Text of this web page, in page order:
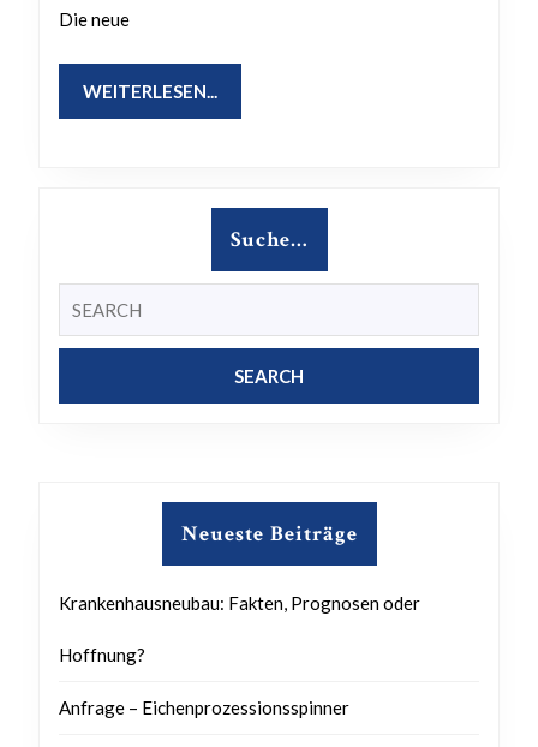
Christlichen
e.V.
Die neue
WEITERLESEN...
Suche…
for:
Neueste Beiträge
Krankenhausneubau: Fakten, Prognosen oder
Hoffnung?
Anfrage – Eichenprozessionsspinner